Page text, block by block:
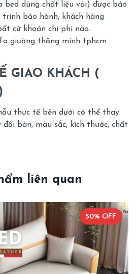
bed dùng chất liệu vải) được bảo
trình bảo hành, khách hàng
cứ khoản chi phí nào.
giường thông minh tphcm
GIAO KHÁCH (
thực tế bên dưới có thể thay
bàn, màu sắc, kích thước, chất
liên quan
50% OFF